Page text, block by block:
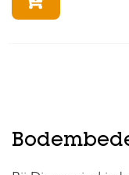
e
e
n